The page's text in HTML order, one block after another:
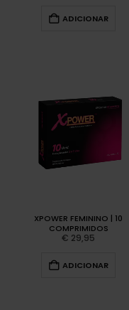
ADICIONAR
XPOWER FEMININO | 10
COMPRIMIDOS
€ 29,95
ADICIONAR